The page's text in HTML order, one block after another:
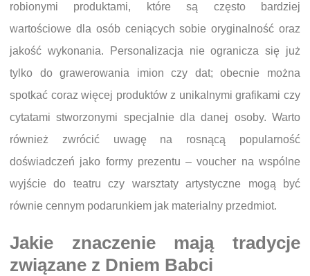
robionymi produktami, które są często bardziej
wartościowe dla osób ceniących sobie oryginalność oraz
jakość wykonania. Personalizacja nie ogranicza się już
tylko do grawerowania imion czy dat; obecnie można
spotkać coraz więcej produktów z unikalnymi grafikami czy
cytatami stworzonymi specjalnie dla danej osoby. Warto
również zwrócić uwagę na rosnącą popularność
doświadczeń jako formy prezentu – voucher na wspólne
wyjście do teatru czy warsztaty artystyczne mogą być
równie cennym podarunkiem jak materialny przedmiot.
Jakie znaczenie mają tradycje
związane z Dniem Babci